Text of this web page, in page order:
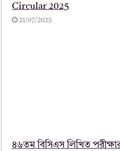
Circular 2025
21/07/2025
৪৬তম বিসিএস লিখিত